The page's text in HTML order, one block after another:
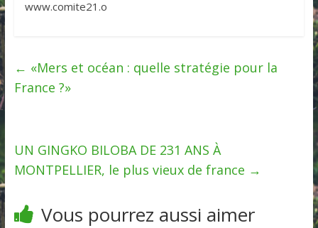
www.comite21.o
← «Mers et océan : quelle stratégie pour la
France ?»
UN GINGKO BILOBA DE 231 ANS À
MONTPELLIER, le plus vieux de france →
Vous pourrez aussi aimer